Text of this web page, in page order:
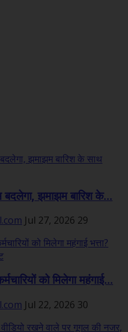
झमाझम बारिश के...
Jul 27, 2026 29
को मिलेगा महंगाई...
Jul 22, 2026 30